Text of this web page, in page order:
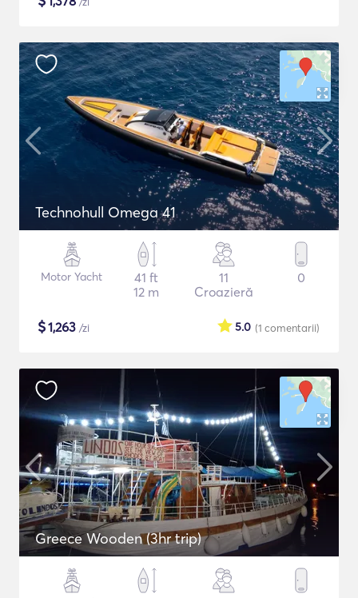
Technohull Omega 41
Motor Yacht
41 ft
12 m
11
Croazieră
0
$1,263 /zi (1 comentarii)
5.0
Greece Wooden (3hr trip)